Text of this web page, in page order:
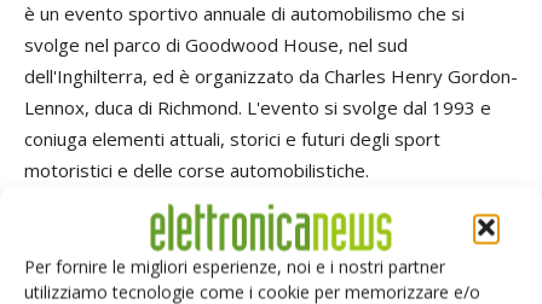
Per fornire le migliori esperienze, noi e i nostri partner
utilizziamo tecnologie come i cookie per memorizzare e/o
è un evento sportivo annuale di automobilismo che si
svolge nel parco di Goodwood House, nel sud
dell'Inghilterra, ed è organizzato da Charles Henry Gordon-
Lennox, duca di Richmond. L'evento si svolge dal 1993 e
coniuga elementi attuali, storici e futuri degli sport
motoristici e delle corse automobilistiche.
Automotive guida autonoma